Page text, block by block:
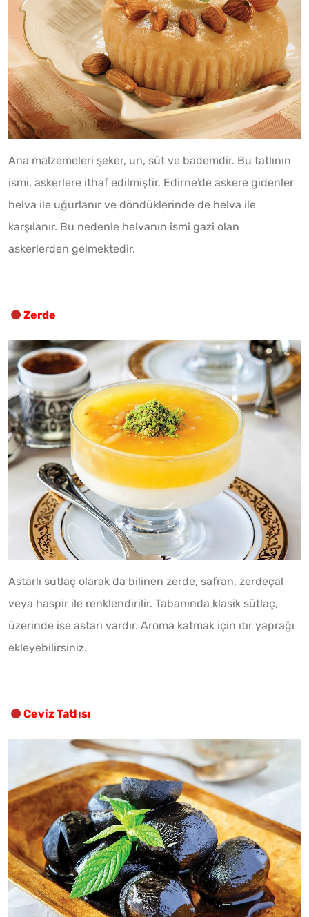
Ana malzemeleri şeker, un, süt ve bademdir. Bu tatlının
ismi, askerlere ithaf edilmiştir. Edirne'de askere gidenler
helva ile uğurlanır ve döndüklerinde de helva ile
karşılanır. Bu nedenle helvanın ismi gazi olan
askerlerden gelmektedir.
Zerde
Astarlı sütlaç olarak da bilinen zerde, safran, zerdeçal
veya haspir ile renklendirilir. Tabanında klasik sütlaç,
üzerinde ise astarı vardır. Aroma katmak için ıtır yaprağı
ekleyebilirsiniz.
Ceviz Tatlısı